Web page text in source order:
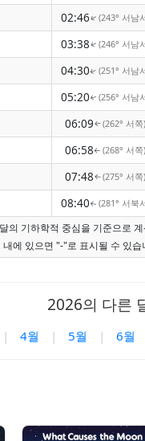
02:46↑(243° 서남
03:38↑(246° 서남
04:30↑(251° 서남
05:20↑(256° 서남
06:09↑(262° 서쪽)
06:58↑(268° 서쪽)
07:48↑(275° 서쪽)
08:40↑(281° 서북
기하학적 중심을 기준으로
에 있으면 "-"로 표시될 수 있
2026의 다른
| 4월 | 5월 | 6월